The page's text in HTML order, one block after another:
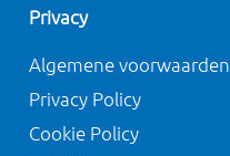
Privacy
Algemene voorwaarden
Privacy Policy
Cookie Policy